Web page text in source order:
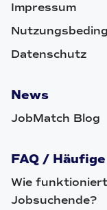
Impressum
Datenschutz
News
JobMatch Blog
FAQ /
Wie
Jobsuchende?